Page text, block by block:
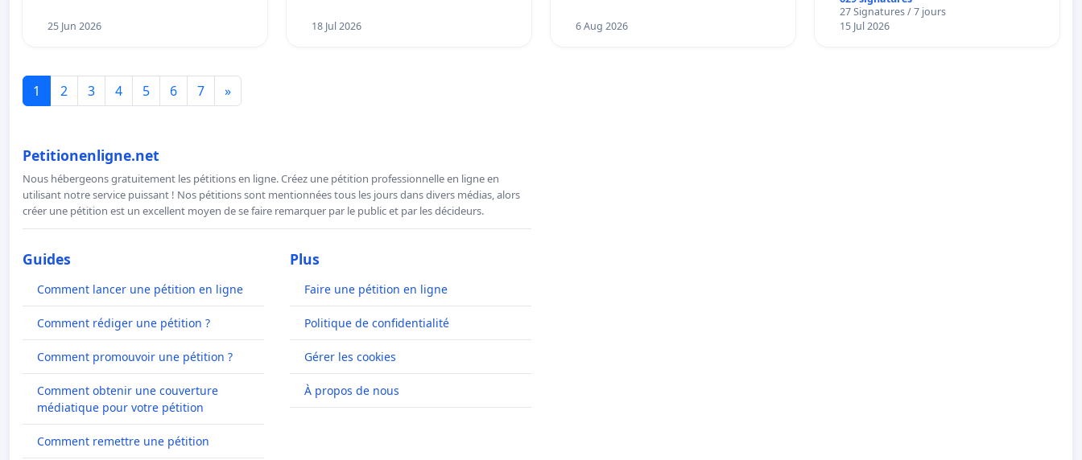
25 Jun 2026 18 Jul 2026 6 Aug 2026
27 Signatures / 7 jours
15 Jul 2026
1 2 3 4 5 6 7 »
Petitionenligne.net
Nous hébergeons gratuitement les pétitions en ligne. Créez une pétition professionnelle en ligne en
utilisant notre service puissant ! Nos pétitions sont mentionnées tous les jours dans divers médias, alors
créer une pétition est un excellent moyen de se faire remarquer par le public et par les décideurs.
Guides
Comment lancer une pétition en ligne
Comment rédiger une pétition ?
Comment promouvoir une pétition ?
Comment obtenir une couverture
médiatique pour votre pétition
Comment remettre une pétition
Plus
Faire une pétition en ligne
Politique de confidentialité
Gérer les cookies
À propos de nous